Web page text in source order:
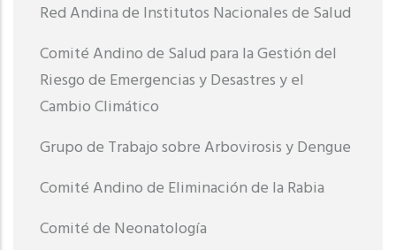
Red Andina de Institutos Nacionales de Salud
Comité Andino de Salud para la Gestión del
Riesgo de Emergencias y Desastres y el
Cambio Climático
Grupo de Trabajo sobre Arbovirosis y Dengue
Comité Andino de Eliminación de la Rabia
Comité de Neonatología